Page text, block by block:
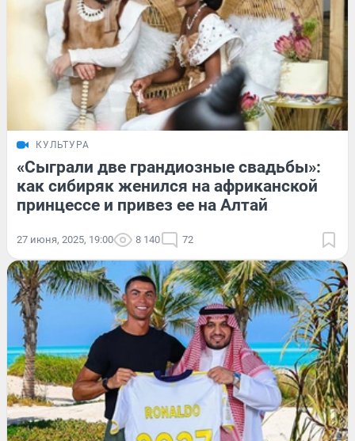
КУЛЬТУРА
«Сыграли две грандиозные свадьбы»:
как сибиряк женился на африканской
принцессе и привез ее на Алтай
27 июня, 2025, 19:00 8 140 72